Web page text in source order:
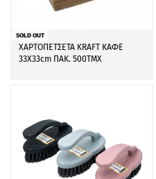
SOLD OUT
ΧΑΡΤΟΠΕΤΣΕΤΑ KRAFT ΚΑΦΕ
33Χ33cm ΠΑΚ. 500ΤΜΧ